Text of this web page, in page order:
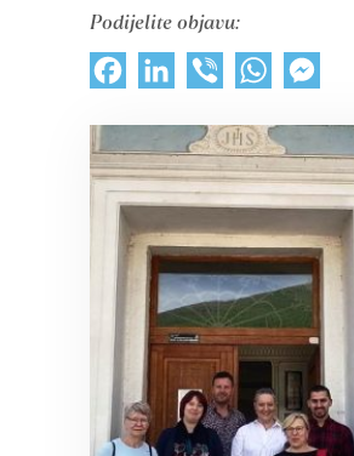
Podijelite objavu:
FacebookLinkedInViber WhatsApp